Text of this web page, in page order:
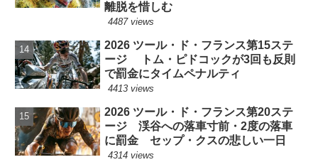
離脱を惜しむ
4487 views
2026 ツール・ド・フランス第15ステ
ージ トム・ピドコックが3回も反則
で罰金にタイムペナルティ
4413 views
2026 ツール・ド・フランス第20ステ
ージ 渓谷への落車寸前・2度の落車
に罰金 セップ・クスの悲しい一日
4314 views